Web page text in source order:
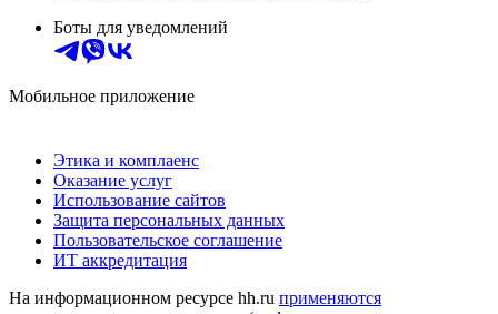
Боты для уведомлений
Мобильное приложение
Этика и комплаенс
Оказание услуг
Использование сайтов
Защита персональных данных
Пользовательское соглашение
ИТ аккредитация
На информационном ресурсе hh.ru применяются